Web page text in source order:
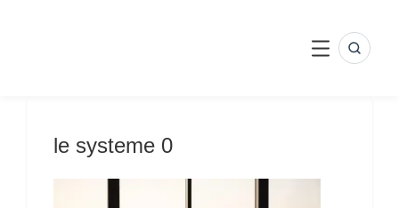
MENU
le systeme 0